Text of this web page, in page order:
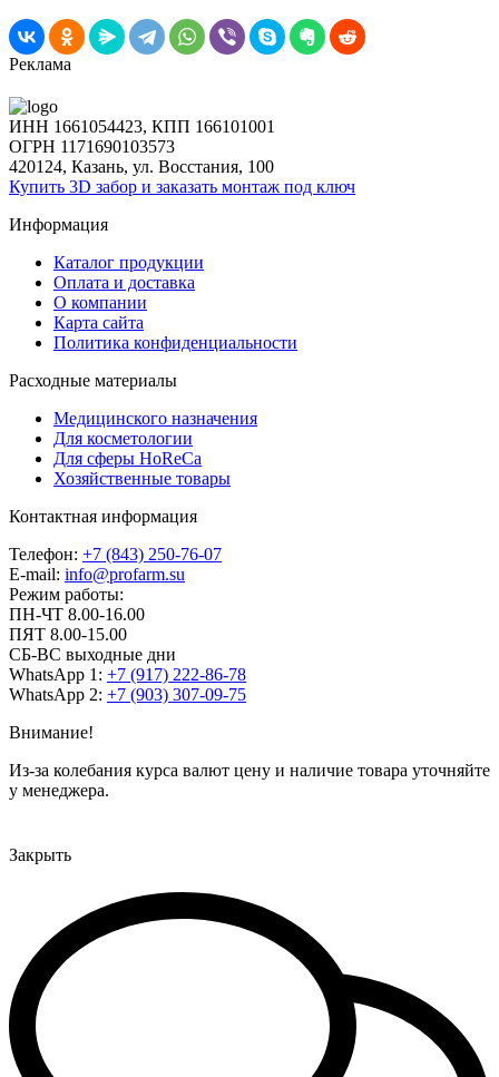
Реклама
ИНН 1661054423, КПП 166101001
ОГРН 1171690103573
420124, Казань, ул. Восстания, 100
Купить 3D забор и заказать монтаж под ключ
Информация
Каталог продукции
Оплата и доставка
О компании
Карта сайта
Политика конфиденциальности
Расходные материалы
Медицинского назначения
Для косметологии
Для сферы HoReCa
Хозяйственные товары
Контактная информация
Телефон: +7 (843) 250-76-07
E-mail: info@profarm.su
Режим работы:
ПН-ЧТ 8.00-16.00
ПЯТ 8.00-15.00
СБ-ВС выходные дни
WhatsApp 1: +7 (917) 222-86-78
WhatsApp 2: +7 (903) 307-09-75
Внимание!
Из-за колебания курса валют цену и наличие товара уточняйте
у менеджера.
Закрыть